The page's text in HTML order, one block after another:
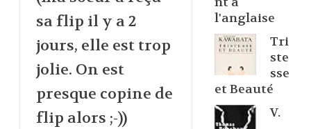
sa flip il y a 2
jours, elle est trop
jolie. On est
presque copine de
flip alors ;-))
l'anglaise
Tri
ste
sse
et Beauté
V.